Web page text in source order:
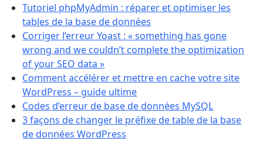
Tutoriel phpMyAdmin : réparer et optimiser les
tables de la base de données
Corriger l’erreur Yoast : « something has gone
wrong and we couldn’t complete the optimization
of your SEO data »
Comment accélérer et mettre en cache votre site
WordPress – guide ultime
Codes d’erreur de base de données MySQL
3 façons de changer le préfixe de table de la base
de données WordPress